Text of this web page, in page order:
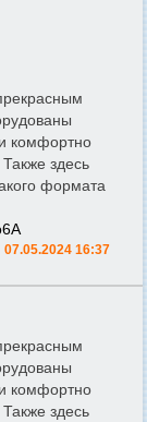
комфортно
здесь
формата
07.05.2024 16:37
комфортно
здесь